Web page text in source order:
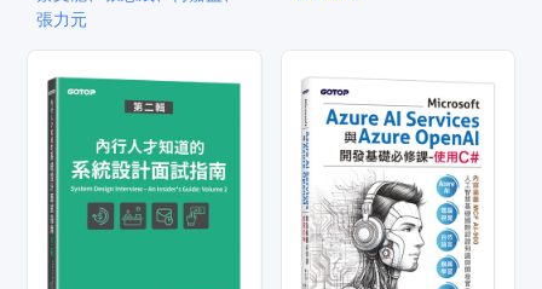
Python(含MCF AI-900國
際認證)(電子書)
張力元